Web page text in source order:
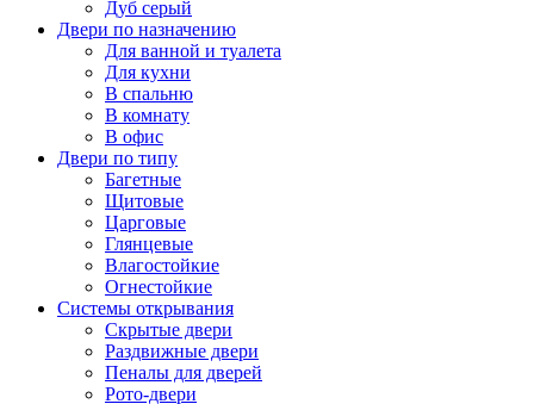
Дуб серый
Двери по назначению
Для ванной и туалета
Для кухни
В спальню
В комнату
В офис
Двери по типу
Багетные
Щитовые
Царговые
Глянцевые
Влагостойкие
Огнестойкие
Системы открывания
Скрытые двери
Раздвижные двери
Пеналы для дверей
Рото-двери